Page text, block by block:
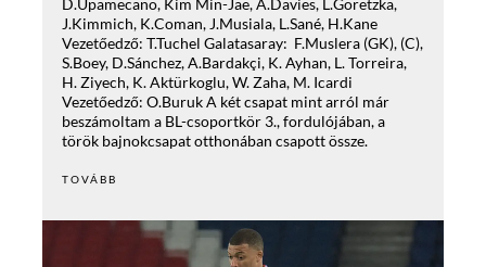
D.Upamecano, Kim Min-Jae, A.Davies, L.Goretzka,
J.Kimmich, K.Coman, J.Musiala, L.Sané, H.Kane
Vezetőedző: T.Tuchel Galatasaray: F.Muslera (GK), (C),
S.Boey, D.Sánchez, A.Bardakçi, K. Ayhan, L. Torreira,
H. Ziyech, K. Aktürkoglu, W. Zaha, M. Icardi
Vezetőedző: O.Buruk A két csapat mint arról már
beszámoltam a BL-csoportkör 3., fordulójában, a
török bajnokcsapat otthonában csapott össze.
TOVÁBB